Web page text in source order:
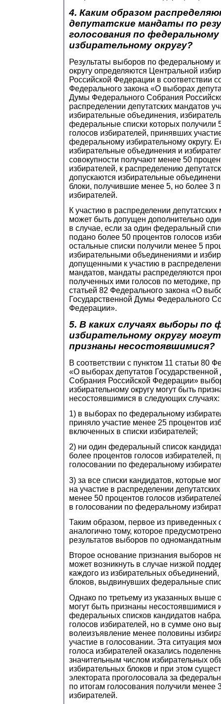
4. Каким образом
депутатские мандаты по
голосования по федеральному
избирательному округу?
Результаты выборов по федеральному
округу определяются Центральной
Российской Федерации в соответствии
Федерального закона «О выборах
Думы Федерального Собрания
распределении депутатских мандатов
избирательные объединения,
федеральные списки которых получили
голосов избирателей, принявших
федеральному избирательному округу.
избирательные объединения и
совокупности получают менее 50
избирателей, к распределению
допускаются избирательные
блоки, получившие менее 5, но более 3
избирателей.
К участию в распределении
может быть допущен дополнительно
в случае, если за один федеральный
подано более 50 процентов голосов
остальные списки получили менее 5
избирательными объединениями и
допущенными к участию в
мандатов, мандаты распределяются
полученных ими голосов по методике,
статьей 82 Федерального закона «О
Государственной Думы Федерального
Федерации».
5. В каких случаях выборы по
избирательному округу
признаны несостоявшимися?
В соответствии с пунктом 11 статьи 80
«О выборах депутатов
Собрания Российской Федерации»
избирательному округу могут быть
несостоявшимися в следующих случаях:
1) в выборах по федеральному
приняло участие менее 25 процентов
включенных в списки избирателей;
2) ни один федеральный список
более процентов голосов избирателей,
голосовании по федеральному
3) за все списки кандидатов, которые
на участие в распределении
менее 50 процентов голосов
в голосовании по федеральному
Таким образом, первое из приведенных
аналогично тому, которое
результатов выборов по
Второе основание признания выборов
может возникнуть в случае низкой
каждого из избирательных
блоков, выдвинувших федеральные
Однако по третьему из указанных выше
могут быть признаны несостоявшимися
федеральных списков кандидатов
голосов избирателей, но в сумме оно
волеизъявление менее половины
участие в голосовании. Эта ситуация
голоса избирателей оказались
значительным числом избирательных
избирательных блоков и при этом
электората проголосовала за
по итогам голосования получили менее
избирателей.